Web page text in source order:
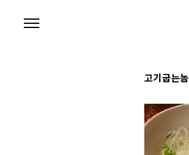
고기굽는놈